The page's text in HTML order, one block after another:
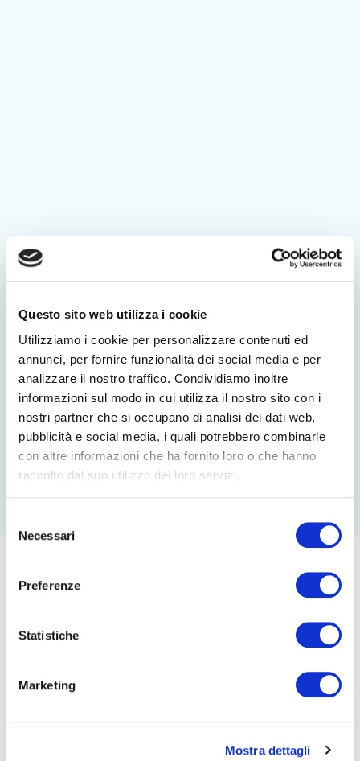
Questo sito web utilizza i cookie
Utilizziamo i cookie per personalizzare contenuti ed
annunci, per fornire funzionalità dei social media e per
analizzare il nostro traffico. Condividiamo inoltre
informazioni sul modo in cui utilizza il nostro sito con i
nostri partner che si occupano di analisi dei dati web,
pubblicità e social media, i quali potrebbero combinarle
con altre informazioni che ha fornito loro o che hanno
raccolto dal suo utilizzo dei loro servizi.
delNecessari
Preferenze
Statistiche
Marketing
Mostra dettagli